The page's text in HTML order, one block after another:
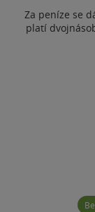
Za peníze se
platí